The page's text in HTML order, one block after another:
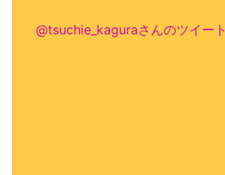
@tsuchie_kaguraさんのツイート